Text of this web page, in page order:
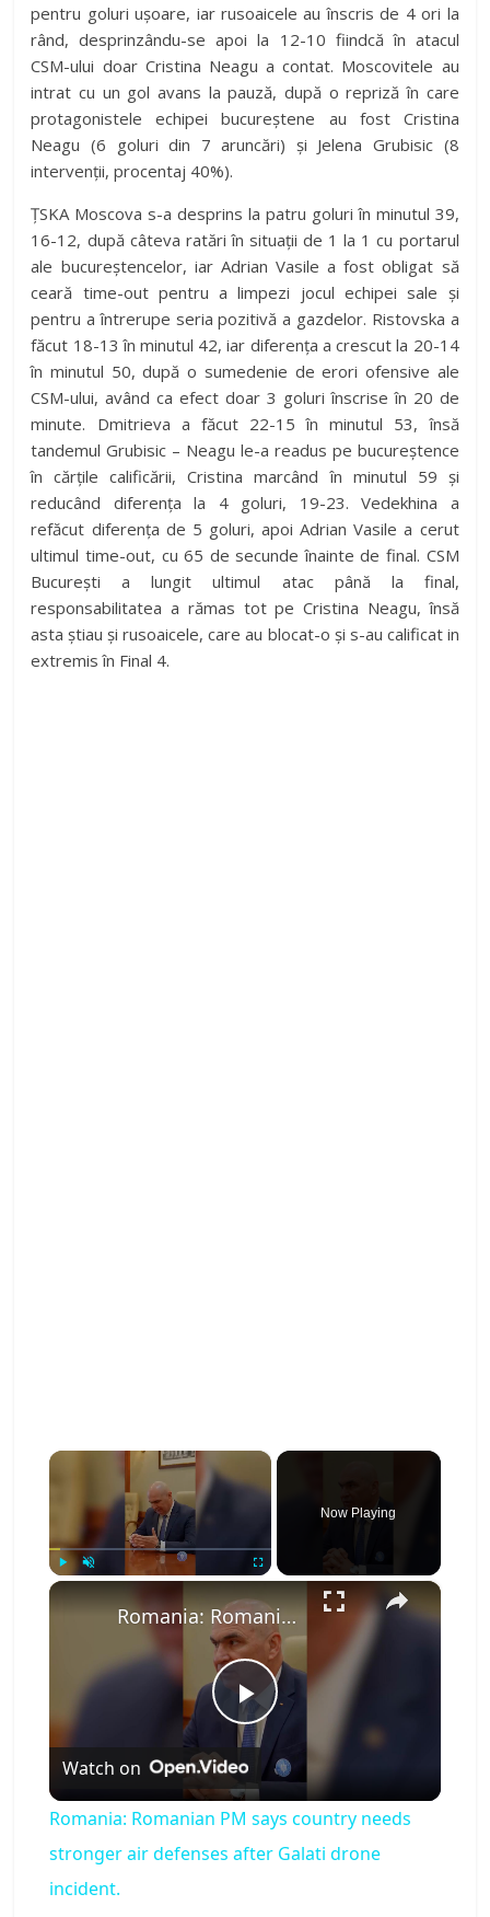
pentru goluri ușoare, iar rusoaicele au înscris de 4 ori la
rând, desprinzându-se apoi la 12-10 fiindcă în atacul
CSM-ului doar Cristina Neagu a contat. Moscovitele au
intrat cu un gol avans la pauză, după o repriză în care
protagonistele echipei bucureștene au fost Cristina
Neagu (6 goluri din 7 aruncări) și Jelena Grubisic (8
intervenții, procentaj 40%).
ȚSKA Moscova s-a desprins la patru goluri în minutul 39,
16-12, după câteva ratări în situații de 1 la 1 cu portarul
ale bucureștencelor, iar Adrian Vasile a fost obligat să
ceară time-out pentru a limpezi jocul echipei sale și
pentru a întrerupe seria pozitivă a gazdelor. Ristovska a
făcut 18-13 în minutul 42, iar diferența a crescut la 20-14
în minutul 50, după o sumedenie de erori ofensive ale
CSM-ului, având ca efect doar 3 goluri înscrise în 20 de
minute. Dmitrieva a făcut 22-15 în minutul 53, însă
tandemul Grubisic – Neagu le-a readus pe bucureștence
în cărțile calificării, Cristina marcând în minutul 59 și
reducând diferența la 4 goluri, 19-23. Vedekhina a
refăcut diferența de 5 goluri, apoi Adrian Vasile a cerut
ultimul time-out, cu 65 de secunde înainte de final. CSM
București a lungit ultimul atac până la final,
responsabilitatea a rămas tot pe Cristina Neagu, însă
asta știau și rusoaicele, care au blocat-o și s-au calificat in
extremis în Final 4.
×
Now Playing
×
P
l
a
Romania: Romanian PM says country needs stronger air defenses after Galati drone incident.
Watch on
Romania: Romanian PM says country needs
stronger air defenses after Galati drone
incident.